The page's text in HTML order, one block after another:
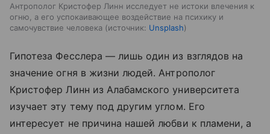
Антрополог Кристофер Линн исследует не истоки влечения к
огню, а его успокаивающее воздействие на психику и
самочувствие человека
источник: Unsplash
Гипотеза Фесслера — лишь один из взглядов на
значение огня в жизни людей. Антрополог
Кристофер Линн из Алабамского университета
изучает эту тему под другим углом. Его
интересует не причина нашей любви к пламени, а